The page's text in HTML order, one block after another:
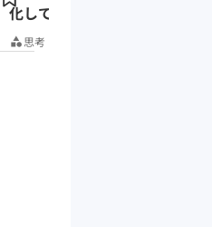
化して考える~
思考・コミュニケーション